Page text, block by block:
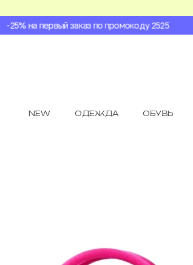
-25% на первый заказ по промокоду 2525
NEW ОДЕЖДА ОБУВЬ